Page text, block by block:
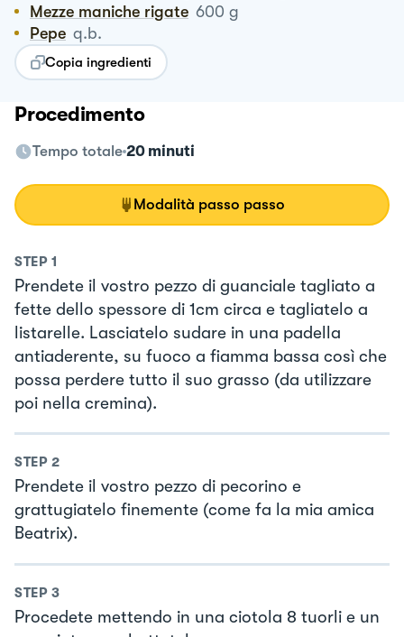
Mezze maniche rigate 600 g
Pepe q.b.
Copia ingredienti
Procedimento
Tempo totale 20 minuti
Modalità passo passo
STEP 1
Prendete il vostro pezzo di guanciale tagliato a
fette dello spessore di 1cm circa e tagliatelo a
listarelle. Lasciatelo sudare in una padella
antiaderente, su fuoco a fiamma bassa così che
possa perdere tutto il suo grasso (da utilizzare
poi nella cremina).
STEP 2
Prendete il vostro pezzo di pecorino e
grattugiatelo finemente (come fa la mia amica
Beatrix).
STEP 3
Procedete mettendo in una ciotola 8 tuorli e un